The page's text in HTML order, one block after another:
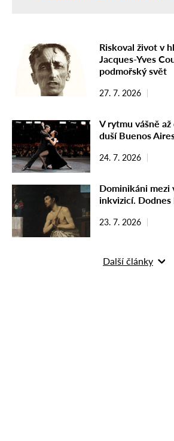
Riskoval život v
Jacques-Yves
podmořský svět
27. 7. 2026
V rytmu vášně
duší Buenos
24. 7. 2026
Dominikáni mezi
inkvizicí.
23. 7. 2026
Další články